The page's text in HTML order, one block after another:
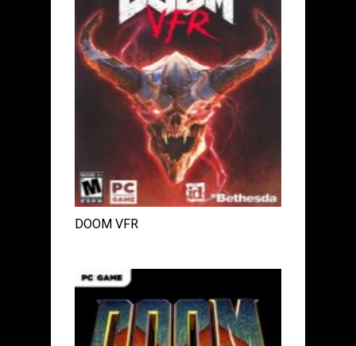
DOOM VFR